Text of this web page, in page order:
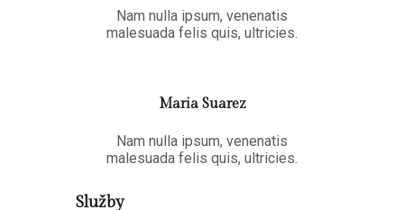
Nam nulla ipsum, venenatis
malesuada felis quis, ultricies.
Maria Suarez
Nam nulla ipsum, venenatis
malesuada felis quis, ultricies.
Služby